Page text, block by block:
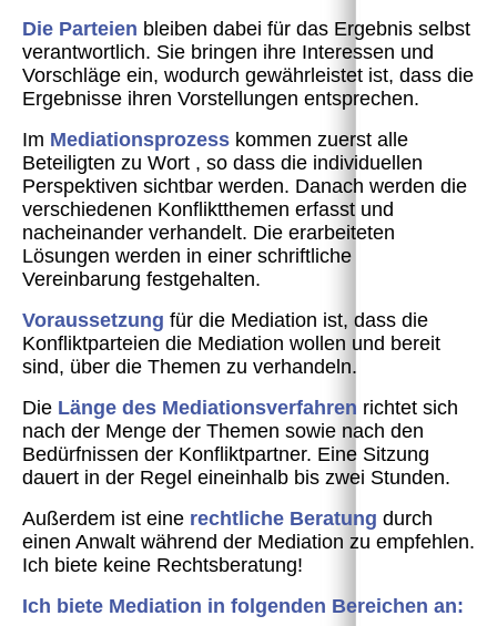
Die Parteien bleiben dabei für das Ergebnis selbst
verantwortlich. Sie bringen ihre Interessen und
Vorschläge ein, wodurch gewährleistet ist, dass die
Ergebnisse ihren Vorstellungen entsprechen.
Im Mediationsprozess kommen zuerst alle
Beteiligten zu Wort , so dass die individuellen
Perspektiven sichtbar werden. Danach werden die
verschiedenen Konfliktthemen erfasst und
nacheinander verhandelt. Die erarbeiteten
Lösungen werden in einer schriftliche
Vereinbarung festgehalten.
Voraussetzung für die Mediation ist, dass die
Konfliktparteien die Mediation wollen und bereit
sind, über die Themen zu verhandeln.
Die Länge des Mediationsverfahren richtet sich
nach der Menge der Themen sowie nach den
Bedürfnissen der Konfliktpartner. Eine Sitzung
dauert in der Regel eineinhalb bis zwei Stunden.
Außerdem ist eine rechtliche Beratung durch
einen Anwalt während der Mediation zu empfehlen.
Ich biete keine Rechtsberatung!
Ich biete Mediation in folgenden Bereichen an: